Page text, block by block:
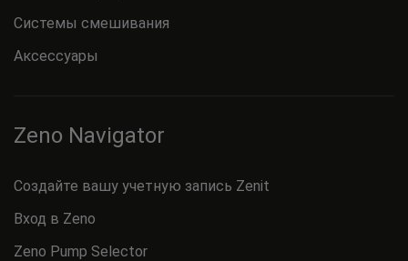
Системы смешивания
Аксессуары
Zeno Navigator
Создайте вашу учетную запись Zenit
Вход в Zeno
Zeno Pump Selector